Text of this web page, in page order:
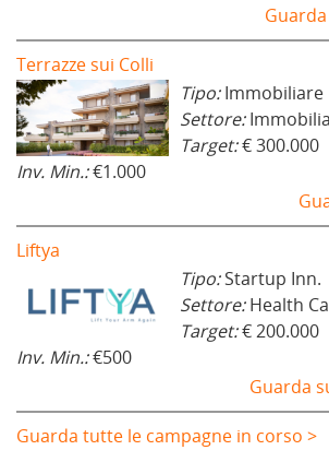
Terrazze sui Colli
Tipo:Immobiliare
Settore:
Target:€ 300.000
Inv. Min.:€1.000
Liftya
Tipo:Startup Inn.
Settore:Health
Target:€ 200.000
Inv. Min.:€500
Guarda
Guarda tutte le campagne in corso >